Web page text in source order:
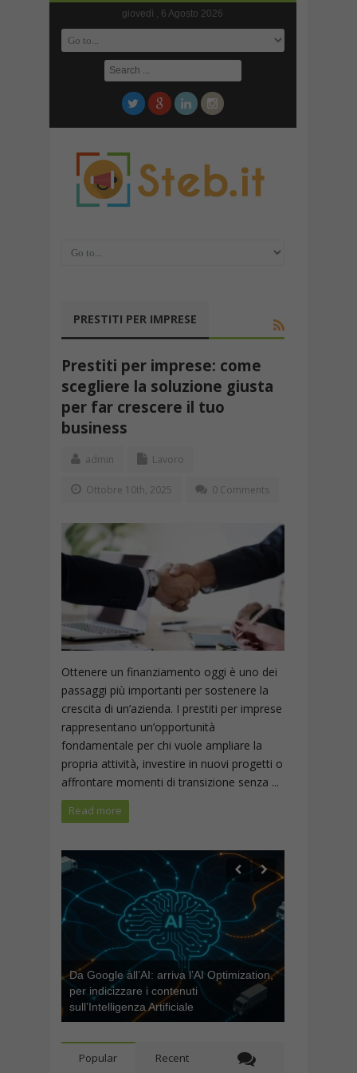
giovedì , 6 Agosto 2026
PRESTITI PER IMPRESE
Prestiti per imprese: come
scegliere la soluzione giusta
per far crescere il tuo
business
admin Lavoro
Ottobre 10th, 2025 0 Comments
Ottenere un finanziamento oggi è uno dei
passaggi più importanti per sostenere la
crescita di un’azienda. I prestiti per imprese
rappresentano un’opportunità
fondamentale per chi vuole ampliare la
propria attività, investire in nuovi progetti o
affrontare momenti di transizione senza ...
Read more
Da Google all’AI: arriva l’AI Optimization,
per indicizzare i contenuti
sull’Intelligenza Artificiale
Popular Recent